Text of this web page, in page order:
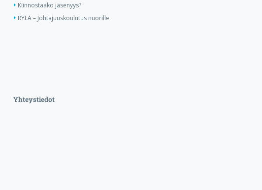
Kiinnostaako jäsenyys?
RYLA – Johtajuuskoulutus nuorille
Yhteystiedot